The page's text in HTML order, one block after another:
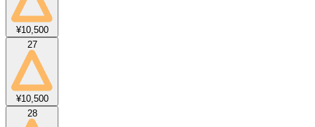
¥10,500
27
¥10,500
28